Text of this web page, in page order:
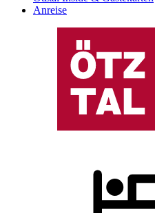
Anreise